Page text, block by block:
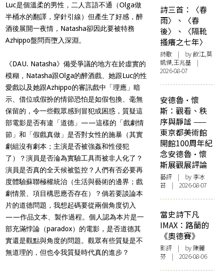
Luc是個溫柔的男性，二人言語不通（Olga做
半桶水的翻譯，穿針引線）但產生了好感，醉
酒後展開一夜情， Natasha卻因此要被特務
Azhippo盤問而墮入深淵。
《DAU. Natasha》備受爭議的地方在於虛實的
模糊， Natasha跟Olga的醉酒戲、她跟Luc的性
愛戲以及她跟Azhippo的審訊戲中「理應」暗
示、借位或假扮的情節恐怕是如假包換、毫無
保留的，令一些觀眾感到冒犯或困惑，質疑這
部電影是否有違「道德」 ——這樣的「戲劇情
節」和「假戲真做」是否對女性的施暴（其實
劇組沒有劇本；主演是否被強姦和性侵犯
了）？演員是否淪為實驗工具而被非人化了？
演員是否真的全天候被監控？人們有否必要再
度體驗蘇聯極權統治（生活與藝術的邊界；戲
劇情景、項目構思應否存在）？倘若要談論本
片的道德問題，我想起碼要從兩個角度切入
——作品文本、製作過程。個人認為本片是一
部充滿悖論（paradox）的電影，是否道德其
實還是觀點與角度的問題。觀眾有些質疑是不
無道理的，但也令我質疑時代真的進步？
詩三首：〈春
雨〉、〈春
後〉、〈隔靴
搔癢之七年〉
詩歌 | by 飲江,莫
凱傑,王兆基 |
2026-08-07
安德魯·懷
斯：觀看、秩
序與靜謐 ——
東京都美術館
開館100周年紀
念安德魯·懷
斯展觀展評論
藝評 | by 李冰
苔 | 2026-08-07
當史詩下凡
IMAX：路蘭的
《奧德賽》
影評 | by 陳麗
芬 | 2026-08-06